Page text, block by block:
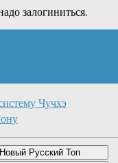
залогиниться.
Чучхэ